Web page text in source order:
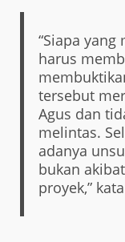
“Siapa
harus
tersebut
Agus dan
melintas.
adanya
bukan
proyek,”